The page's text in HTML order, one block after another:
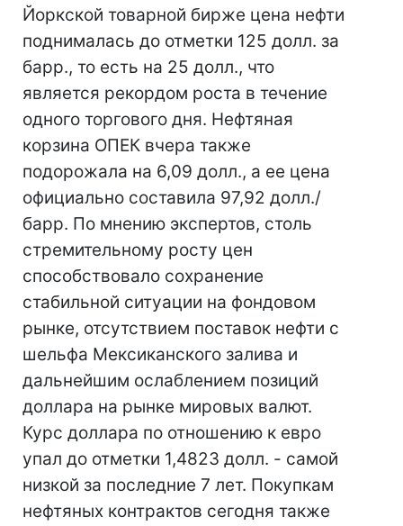
Йоркской товарной бирже цена нефти
поднималась до отметки 125 долл. за
барр., то есть на 25 долл., что
является рекордом роста в течение
одного торгового дня. Нефтяная
корзина ОПЕК вчера также
подорожала на 6,09 долл., а ее цена
официально составила 97,92 долл./
барр. По мнению экспертов, столь
стремительному росту цен
способствовало сохранение
стабильной ситуации на фондовом
рынке, отсутствием поставок нефти с
шельфа Мексиканского залива и
дальнейшим ослаблением позиций
доллара на рынке мировых валют.
Курс доллара по отношению к евро
упал до отметки 1,4823 долл. - самой
низкой за последние 7 лет. Покупкам
нефтяных контрактов сегодня также